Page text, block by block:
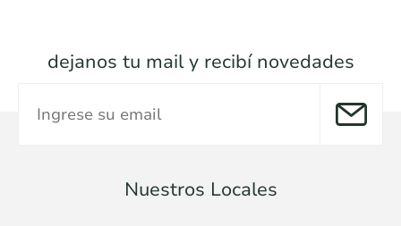
dejanos tu mail y recibí novedades
Nuestros Locales